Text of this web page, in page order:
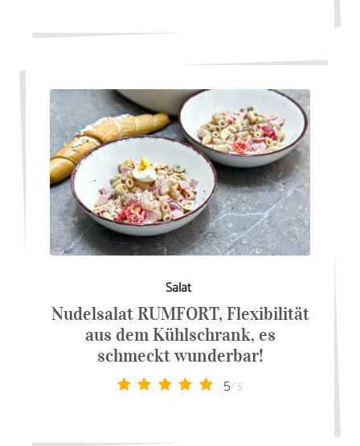
Salat
Nudelsalat RUMFORT, Flexibilität
aus dem Kühlschrank, es
schmeckt wunderbar!
5/ 5